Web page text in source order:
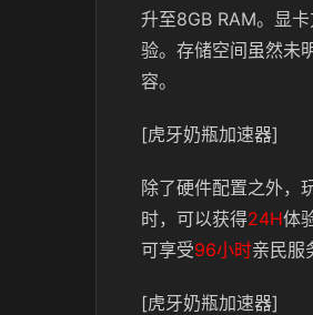
升至8GB RAM。显
验。存储空间虽然未
容。
[虎牙奶瓶加速器]
除了硬件配置之外，
时，可以获得24H体
可享受96小时亲民服
[虎牙奶瓶加速器]